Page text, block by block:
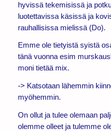
hyvissä tekemisissä ja
luotettavissa käsissä ja
rauhallisissa mielissä (Do).
Emme ole tietyistä syistä
tänä vuonna esim
moni tietää mix.
-> Katsotaan lähemmin
myöhemmin.
On ollut ja tulee olemaan
olemme olleet ja tulemme